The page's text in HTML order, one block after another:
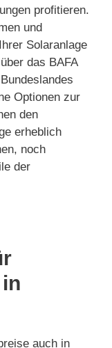
profitieren.
und
Solaranlage
das BAFA
Optionen zur
den
erheblich
noch
der
auch in